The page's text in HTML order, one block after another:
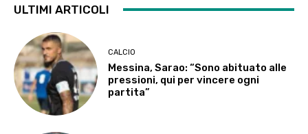
ULTIMI ARTICOLI
CALCIO
Messina, Sarao: “Sono abituato alle
pressioni, qui per vincere ogni
partita”